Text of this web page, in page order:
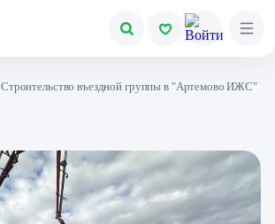
Строительство въездной группы в "Артемово ИЖС"